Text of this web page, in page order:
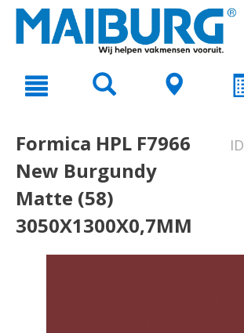
text.skipToNavigation
Formica HPL F7966
New Burgundy
Matte (58)
3050X1300X0,7MM
ID